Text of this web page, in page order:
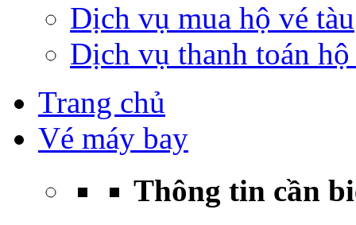
Dịch vụ mua hộ vé tàu
Dịch vụ thanh toán hộ
Trang chủ
Vé máy bay
Thông tin cần